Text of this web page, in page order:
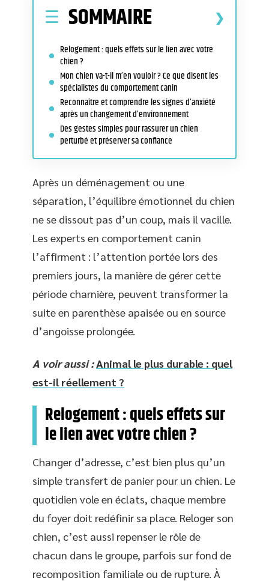
SOMMAIRE
Relogement : quels effets sur le lien avec votre
chien ?
Mon chien va-t-il m’en vouloir ? Ce que disent les
spécialistes du comportement canin
Reconnaître et comprendre les signes d’anxiété
après un changement d’environnement
Des gestes simples pour rassurer un chien
perturbé et préserver sa confiance
Après un déménagement ou une
séparation, l’équilibre émotionnel du chien
ne se dissout pas d’un coup, mais il vacille.
Les experts en comportement canin
l’affirment : l’attention portée lors des
premiers jours, la manière de gérer cette
période charnière, peuvent transformer la
suite en parenthèse apaisée ou en source
d’angoisse prolongée.
A voir aussi : Animal le plus durable : quel
est-il réellement ?
Relogement : quels effets sur
le lien avec votre chien ?
Changer d’adresse, c’est bien plus qu’un
simple transfert de panier pour un chien. Le
quotidien vole en éclats, chaque membre
du foyer doit redéfinir sa place. Reloger son
chien, c’est aussi repenser le rôle de
chacun dans le groupe, parfois sur fond de
recomposition familiale ou de rupture. À